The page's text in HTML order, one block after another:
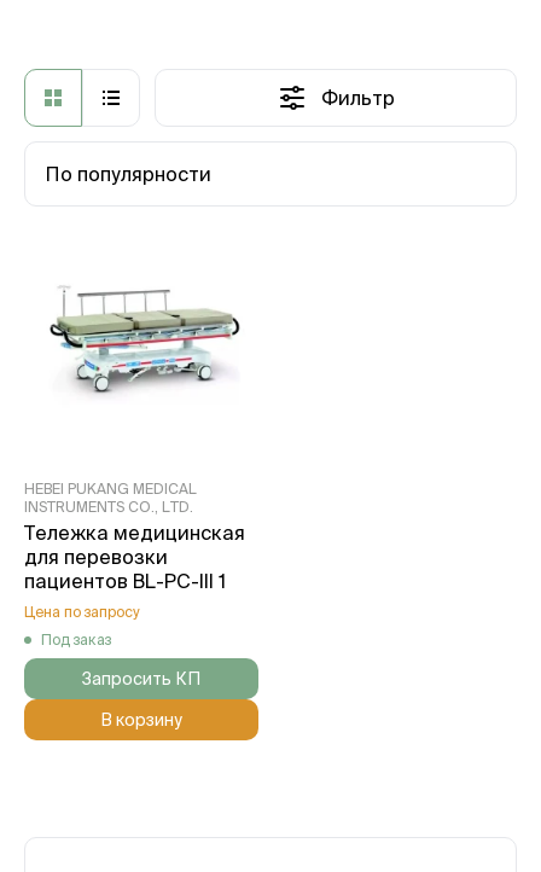
Фильтр
По популярности
HEBEI PUKANG MEDICAL
INSTRUMENTS СО., LTD.
Тележка медицинская
для перевозки
пациентов BL-PC-III 1
Цена по запросу
Под заказ
Запросить КП
В корзину